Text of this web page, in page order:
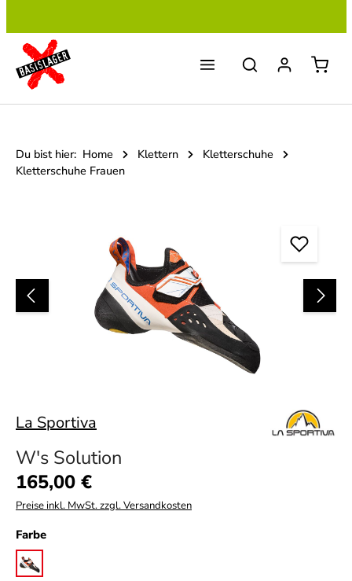
Du bist hier: Home Klettern
Kletterschuhe
Kletterschuhe Frauen
La Sportiva
W's Solution
Regulärer Preis:
165,00 €
Preise inkl. MwSt. zzgl. Versandkosten
Farbeauswählen
white/lily orange